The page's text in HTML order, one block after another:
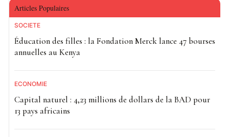
Articles Populaires
SOCIETE
Éducation des filles : la Fondation Merck lance 47 bourses
annuelles au Kenya
ECONOMIE
Capital naturel : 4,23 millions de dollars de la BAD pour
13 pays africains